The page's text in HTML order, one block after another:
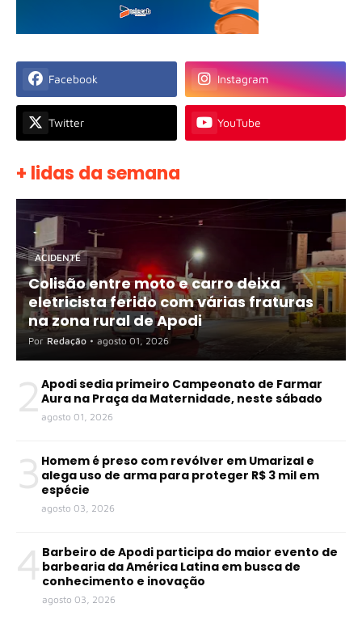
Facebook Instagram
Twitter YouTube
+ lidas da semana
ACIDENTE
Colisão entre moto e carro deixa
eletricista ferido com várias fraturas
na zona rural de Apodi
Por Redação • agosto 01, 2026
2 Apodi sedia primeiro Campeonato de Farmar
Aura na Praça da Maternidade, neste sábado
agosto 01, 2026
3 Homem é preso com revólver em Umarizal e
alega uso de arma para proteger R$ 3 mil em
espécie
agosto 03, 2026
4 Barbeiro de Apodi participa do maior evento de
barbearia da América Latina em busca de
conhecimento e inovação
agosto 03, 2026